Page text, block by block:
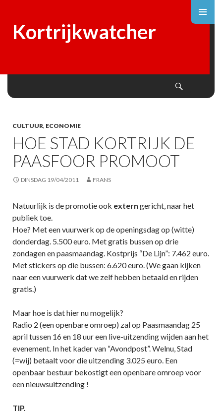
Kortrijkwatcher
CULTUUR, ECONOMIE
HOE STAD KORTRIJK DE
PAASFOOR PROMOOT
DINSDAG 19/04/2011 FRANS
Natuurlijk is de promotie ook extern gericht, naar het
publiek toe.
Hoe? Met een vuurwerk op de openingsdag op (witte)
donderdag. 5.500 euro. Met gratis bussen op drie
zondagen en paasmaandag. Kostprijs “De Lijn”: 7.462 euro.
Met stickers op die bussen: 6.620 euro. (We gaan kijken
naar een vuurwerk dat we zelf hebben betaald en rijden
gratis.)
Maar hoe is dat hier nu mogelijk?
Radio 2 (een openbare omroep) zal op Paasmaandag 25
april tussen 16 en 18 uur een live-uitzending wijden aan het
evenement. In het kader van “Avondpost”. Welnu, Stad
(=wij) betaalt voor die uitzending 3.025 euro. Een
openbaar bestuur bekostigt een openbare omroep voor
een nieuwsuitzending !
TIP.